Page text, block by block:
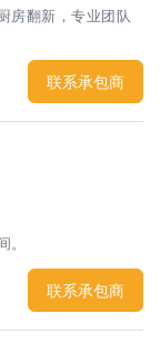
房翻新，专业团队
联系承包商
联系承包商